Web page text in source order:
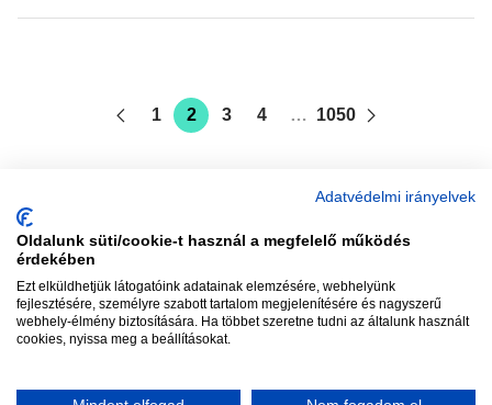
1 2 3 4 … 1050
Szerkesztőség:szerk@vadhajtasok.hu
Modi:moderator@vadhajtasok.hu
AdatvédelemImpresszumSzerzői jogok
Adatvédelmi irányelvek
Oldalunk süti/cookie-t használ a megfelelő működés
érdekében
Ezt elküldhetjük látogatóink adatainak elemzésére, webhelyünk
fejlesztésére, személyre szabott tartalom megjelenítésére és nagyszerű
webhely-élmény biztosítására. Ha többet szeretne tudni az általunk használt
cookies, nyissa meg a beállításokat.